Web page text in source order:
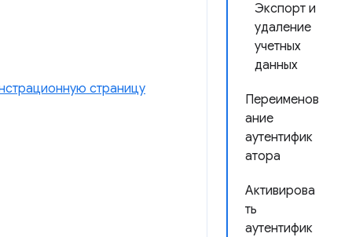
Экспорт и
удаление
учетных
данных
Переименов
ание
аутентифик
атора
Активирова
ть
аутентифик
страницу